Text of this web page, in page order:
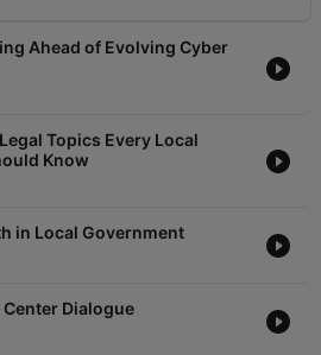
Ahead of Evolving Cyber
Topics Every Local
Know
in Local Government
Center Dialogue